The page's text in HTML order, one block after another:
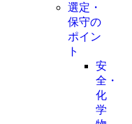
選定・
保守の
ポイン
ト
安
全・
化
学